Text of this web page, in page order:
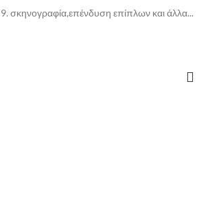
9. σκηνογραφία,επένδυση επίπλων και άλλα...